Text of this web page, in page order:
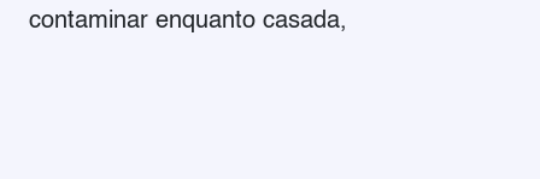
contaminar enquanto casada,